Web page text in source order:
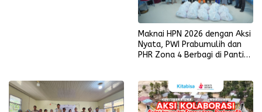
Maknai HPN 2026 dengan Aksi
Nyata, PWI Prabumulih dan
PHR Zona 4 Berbagi di Panti